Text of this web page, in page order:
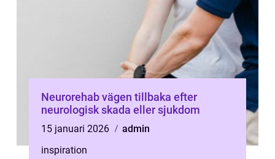
Neurorehab vägen tillbaka efter
neurologisk skada eller sjukdom
15 januari 2026
admin
inspiration